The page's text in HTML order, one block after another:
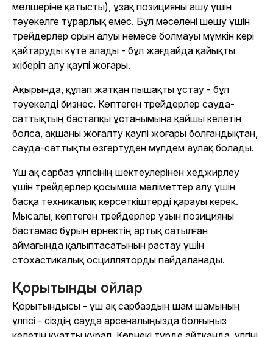
мөлшеріне қатысты), ұзақ позицияны ашу үшін
тәуекелге тұрарлық емес. Бұл мәселені шешу үшін
трейдерлер орын алуы немесе болмауы мүмкін кері
қайтаруды күте алады - бұл жағдайда қайықты
жіберіп алу қаупі жоғары.
Ақырында, құлап жатқан пышақты ұстау - бұл
тәуекелді бизнес. Көптеген трейдерлер сауда-
саттықтың бастапқы ұстанымына қайшы келетін
болса, ақшаны жоғалту қаупі жоғары болғандықтан,
сауда-саттықты өзгертуден мүлдем аулақ болады.
Үш ақ сарбаз үлгісінің шектеулерінен хеджирлеу
үшін трейдерлер қосымша мәліметтер алу үшін
басқа техникалық көрсеткіштерді қарауы керек.
Мысалы, көптеген трейдерлер ұзын позицияны
бастамас бұрын өрнектің артық сатылған
аймағында қалыптасатынын растау үшін
стохастикалық осцилляторды пайдаланады.
Қорытынды ойлар
Қорытындысы - үш ақ сарбаздың шам шамының
үлгісі - сіздің сауда арсеналыңызда болғыңыз